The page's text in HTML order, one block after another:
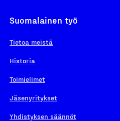
Suomalainen työ
Tietoa meistä
Historia
Toimielimet
Jäsenyritykset
Yhdistyksen säännöt